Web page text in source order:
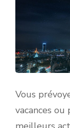
Vous
vacances